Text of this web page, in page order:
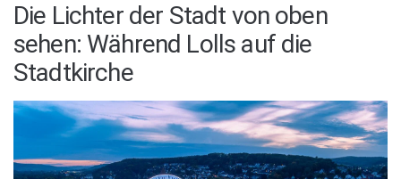
Die Lichter der Stadt von oben
sehen: Während Lolls auf die
Stadtkirche